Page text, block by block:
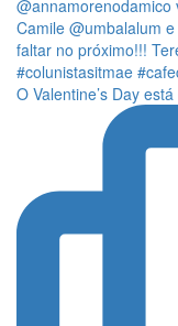
O Valentine’s Day